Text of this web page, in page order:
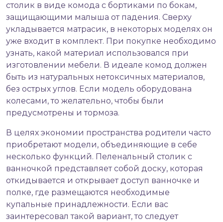
столик в виде комода с бортиками по бокам,
защищающими малыша от падения. Сверху
укладывается матрасик, в некоторых моделях он
уже входит в комплект. При покупке необходимо
узнать, какой материал использовался при
изготовлении мебели. В идеале комод должен
быть из натуральных нетоксичных материалов,
без острых углов. Если модель оборудована
колесами, то желательно, чтобы были
предусмотрены и тормоза.
В целях экономии пространства родители часто
приобретают модели, объединяющие в себе
несколько функций. Пеленальный столик с
ванночкой представляет собой доску, которая
откидывается и открывает доступ ванночке и
полке, где размещаются необходимые
купальные принадлежности. Если вас
заинтересовал такой вариант, то следует